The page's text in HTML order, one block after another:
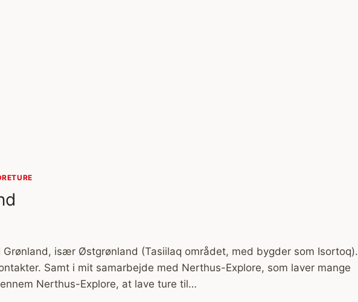
Grønland, især Østgrønland (Tasiilaq området, med bygder som Isortoq).
Samt i mit samarbejde med Nerthus-Explore, som laver mange
Nerthus-Explore, at lave ture til…